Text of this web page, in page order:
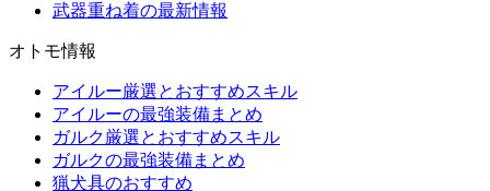
武器重ね着の最新情報
オトモ情報
アイルー厳選とおすすめスキル
アイルーの最強装備まとめ
ガルク厳選とおすすめスキル
ガルクの最強装備まとめ
猟犬具のおすすめ